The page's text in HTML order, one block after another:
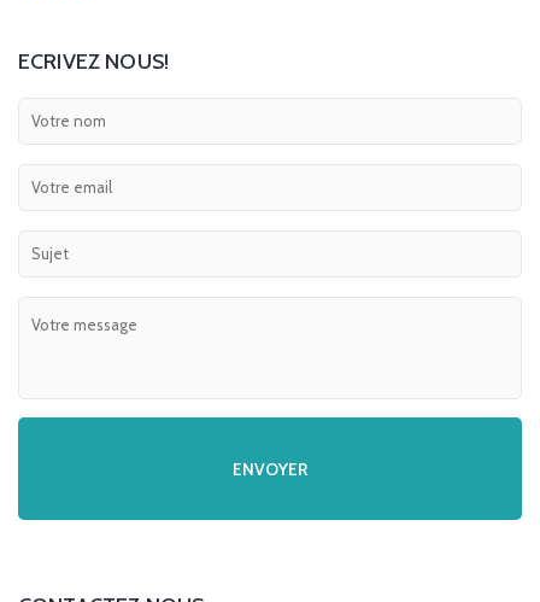
ECRIVEZ NOUS!